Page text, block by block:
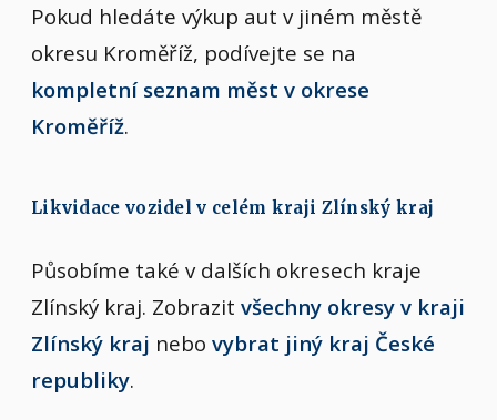
Pokud hledáte výkup aut v jiném městě
okresu Kroměříž, podívejte se na
kompletní seznam měst v okrese
Kroměříž.
Likvidace vozidel v celém kraji Zlínský kraj
Působíme také v dalších okresech kraje
Zlínský kraj. Zobrazit všechny okresy v kraji
Zlínský kraj nebo vybrat jiný kraj České
republiky.